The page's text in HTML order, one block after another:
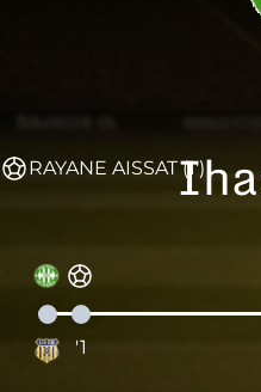
RAYANE AISSAT (1')
'1